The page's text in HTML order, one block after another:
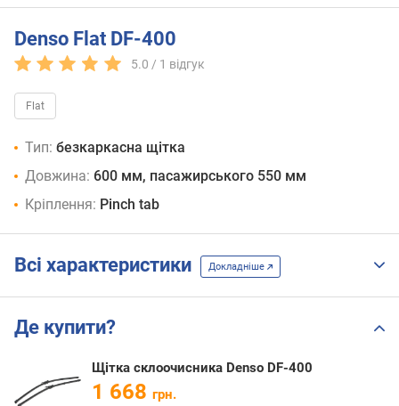
Denso Flat DF-400
5.0 / 1 відгук
Flat
Тип: безкаркасна щітка
Довжина: 600 мм, пасажирського 550 мм
Кріплення: Pinch tab
Всі характеристики Докладніше
Де купити?
Щітка склоочисника Denso DF-400
1 668 грн.